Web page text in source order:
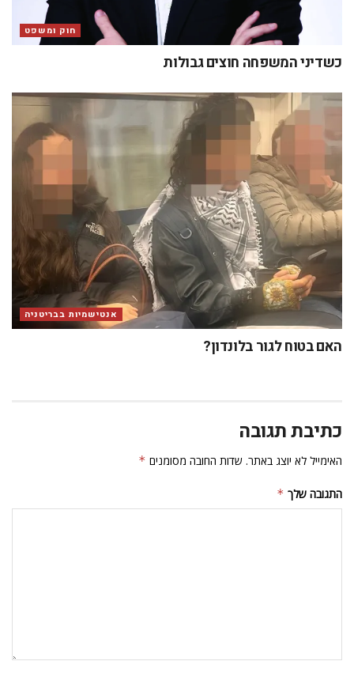
חוק ומשפט
כשדיני המשפחה חוצים גבולות
אנטישמיות בבריטניה
האם בטוח לגור בלונדון?
כתיבת תגובה
האימייל לא יוצג באתר. שדות החובה מסומנים *
התגובה שלך *